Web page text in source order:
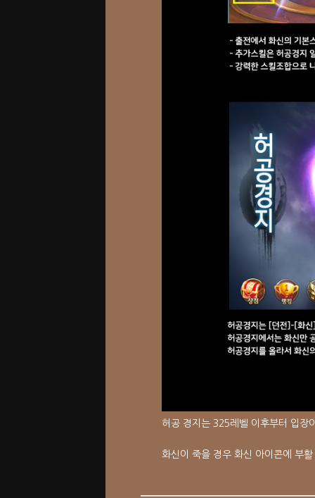
허공 경지는 325레벨 이후부터 입장
화신이 죽을 경우 화신 아이콘에 부